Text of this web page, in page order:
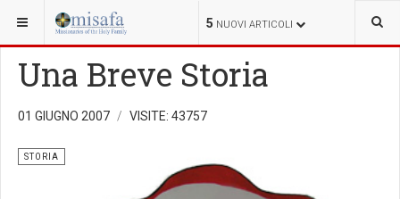
5 NUOVI ARTICOLI
SEI QUI: CHI SIAMO
Una Breve Storia
01 GIUGNO 2007 VISITE: 43757
STORIA